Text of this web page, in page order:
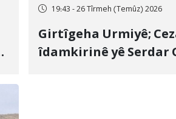
19:43 - 26 Tîrmeh (Temûz) 2026
Girtîgeha Urmiyê;
îdamkirinê yê Serdar